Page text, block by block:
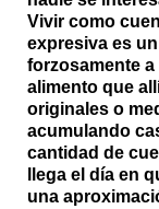
Vivir como
expresiva es
forzosamente
alimento que
originales o
acumulando
cantidad de
llega el día en
una